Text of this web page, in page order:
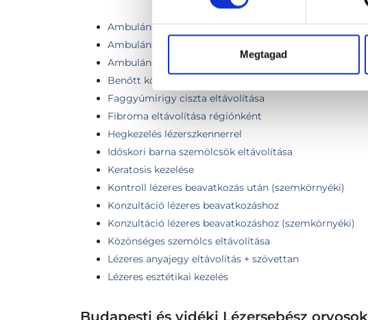
Megtagad
Ambuláns lézeres eltávolítás
Ambuláns lézeres eltávolítás (fej-nyak régió)
Ambuláns lézeres eltávolítás (szemkörnyéki)
Benőtt köröm lézeres kezelése
Faggyúmirigy ciszta eltávolítása
Fibroma eltávolítása régiónként
Hegkezelés lézerszkennerrel
Időskori barna szemölcsök eltávolítása
Keratosis kezelése
Kontroll lézeres beavatkozás után (szemkörnyéki)
Konzultáció lézeres beavatkozáshoz
Konzultáció lézeres beavatkozáshoz (szemkörnyéki)
Közönséges szemölcs eltávolítása
Lézeres anyajegy eltávolítás + szövettan
Lézeres esztétikai kezelés
Budapesti és vidéki Lézersebész orvosok